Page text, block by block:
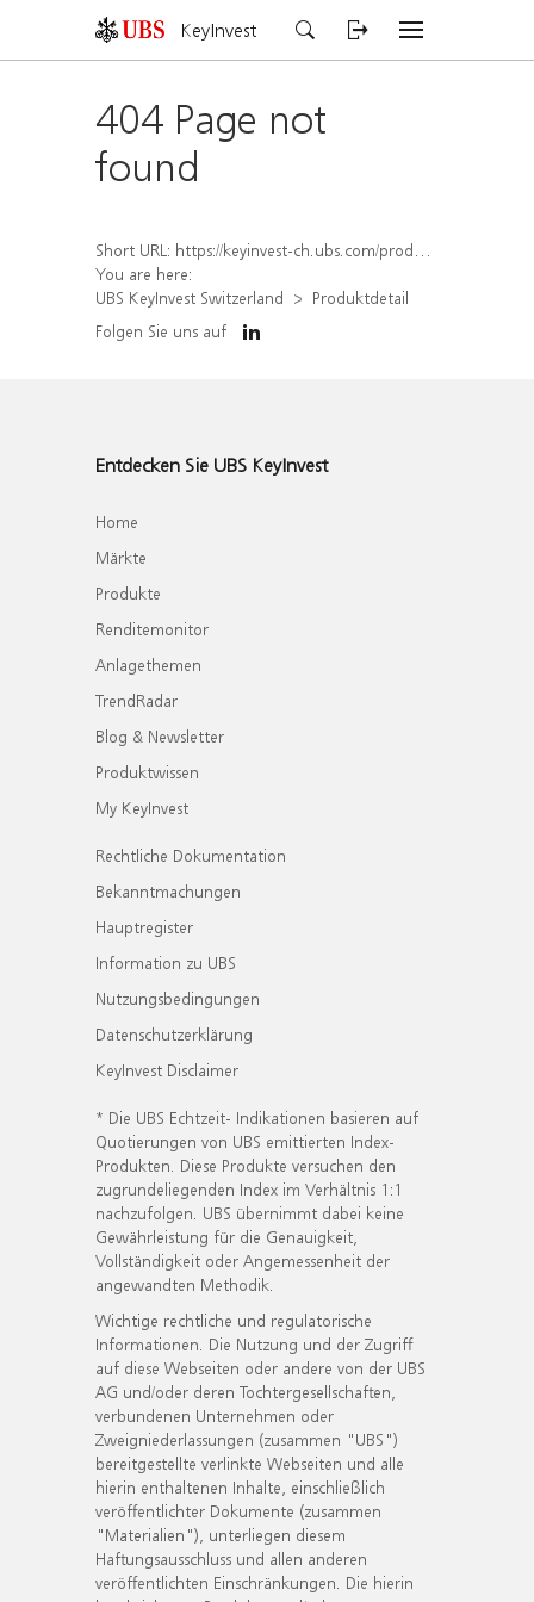
KeyInvest
404 Page not
found
Short URL: https://keyinvest-ch.ubs.com/produkt/detail/index/isin/CH1567047779
You are here:
UBS KeyInvest Switzerland
Produktdetail
Folgen Sie uns auf
Entdecken Sie UBS KeyInvest
Home
Märkte
Produkte
Renditemonitor
Anlagethemen
TrendRadar
Blog & Newsletter
Produktwissen
My KeyInvest
Rechtliche Dokumentation
Bekanntmachungen
Hauptregister
Information zu UBS
Nutzungsbedingungen
Datenschutzerklärung
KeyInvest Disclaimer
* Die UBS Echtzeit- Indikationen basieren auf
Quotierungen von UBS emittierten Index-
Produkten. Diese Produkte versuchen den
zugrundeliegenden Index im Verhältnis 1:1
nachzufolgen. UBS übernimmt dabei keine
Gewährleistung für die Genauigkeit,
Vollständigkeit oder Angemessenheit der
angewandten Methodik.
Wichtige rechtliche und regulatorische
Informationen. Die Nutzung und der Zugriff
auf diese Webseiten oder andere von der UBS
AG und/oder deren Tochtergesellschaften,
verbundenen Unternehmen oder
Zweigniederlassungen (zusammen "UBS")
bereitgestellte verlinkte Webseiten und alle
hierin enthaltenen Inhalte, einschließlich
veröffentlichter Dokumente (zusammen
"Materialien"), unterliegen diesem
Haftungsausschluss und allen anderen
veröffentlichten Einschränkungen. Die hierin